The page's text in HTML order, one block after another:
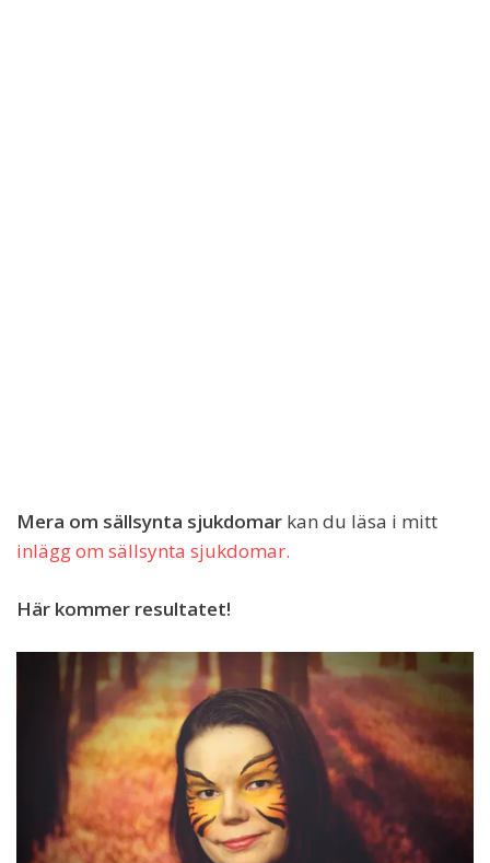
Mera om sällsynta sjukdomar kan du läsa i mitt
inlägg om sällsynta sjukdomar.
Här kommer resultatet!